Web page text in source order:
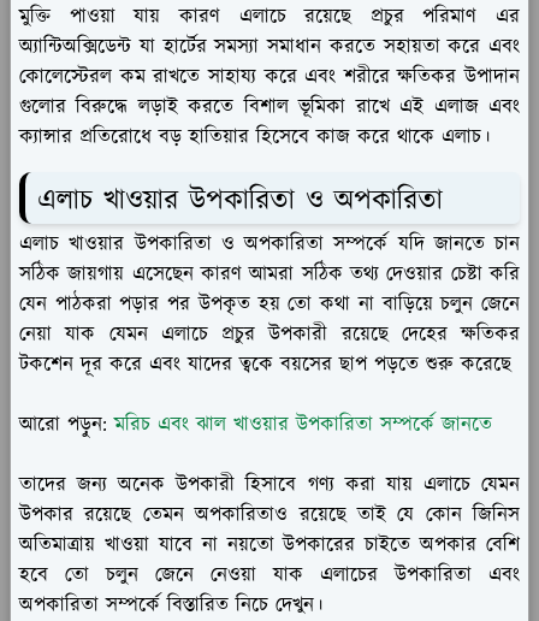
মুক্তি পাওয়া যায় কারণ এলাচে রয়েছে প্রচুর পরিমাণ এর
অ্যান্টিঅক্সিডেন্ট যা হার্টের সমস্যা সমাধান করতে সহায়তা করে এবং
কোলেস্টেরল কম রাখতে সাহায্য করে এবং শরীরে ক্ষতিকর উপাদান
গুলোর বিরুদ্ধে লড়াই করতে বিশাল ভূমিকা রাখে এই এলাজ এবং
ক্যান্সার প্রতিরোধে বড় হাতিয়ার হিসেবে কাজ করে থাকে এলাচ।
এলাচ খাওয়ার উপকারিতা ও অপকারিতা
এলাচ খাওয়ার উপকারিতা ও অপকারিতা সম্পর্কে যদি জানতে চান
সঠিক জায়গায় এসেছেন কারণ আমরা সঠিক তথ্য দেওয়ার চেষ্টা করি
যেন পাঠকরা পড়ার পর উপকৃত হয় তো কথা না বাড়িয়ে চলুন জেনে
নেয়া যাক যেমন এলাচে প্রচুর উপকারী রয়েছে দেহের ক্ষতিকর
টকশেন দূর করে এবং যাদের ত্বকে বয়সের ছাপ পড়তে শুরু করেছে
আরো পড়ুন:মরিচ এবং ঝাল খাওয়ার উপকারিতা সম্পর্কে জানতে
তাদের জন্য অনেক উপকারী হিসাবে গণ্য করা যায় এলাচে যেমন
উপকার রয়েছে তেমন অপকারিতাও রয়েছে তাই যে কোন জিনিস
অতিমাত্রায় খাওয়া যাবে না নয়তো উপকারের চাইতে অপকার বেশি
হবে তো চলুন জেনে নেওয়া যাক এলাচের উপকারিতা এবং
অপকারিতা সম্পর্কে বিস্তারিত নিচে দেখুন।